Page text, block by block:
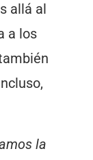
allá al
a los
la